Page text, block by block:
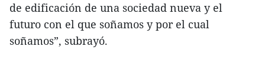
de edificación de una sociedad nueva y el
futuro con el que soñamos y por el cual
soñamos”, subrayó.